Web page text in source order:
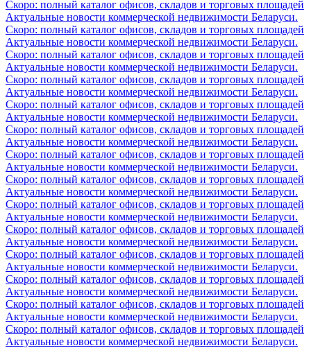
Скоро: полный каталог офисов, складов и торговых площадей
Актуальные новости коммерческой недвижимости Беларуси.
Скоро: полный каталог офисов, складов и торговых площадей
Актуальные новости коммерческой недвижимости Беларуси.
Скоро: полный каталог офисов, складов и торговых площадей
Актуальные новости коммерческой недвижимости Беларуси.
Скоро: полный каталог офисов, складов и торговых площадей
Актуальные новости коммерческой недвижимости Беларуси.
Скоро: полный каталог офисов, складов и торговых площадей
Актуальные новости коммерческой недвижимости Беларуси.
Скоро: полный каталог офисов, складов и торговых площадей
Актуальные новости коммерческой недвижимости Беларуси.
Скоро: полный каталог офисов, складов и торговых площадей
Актуальные новости коммерческой недвижимости Беларуси.
Скоро: полный каталог офисов, складов и торговых площадей
Актуальные новости коммерческой недвижимости Беларуси.
Скоро: полный каталог офисов, складов и торговых площадей
Актуальные новости коммерческой недвижимости Беларуси.
Скоро: полный каталог офисов, складов и торговых площадей
Актуальные новости коммерческой недвижимости Беларуси.
Скоро: полный каталог офисов, складов и торговых площадей
Актуальные новости коммерческой недвижимости Беларуси.
Скоро: полный каталог офисов, складов и торговых площадей
Актуальные новости коммерческой недвижимости Беларуси.
Скоро: полный каталог офисов, складов и торговых площадей
Актуальные новости коммерческой недвижимости Беларуси.
Скоро: полный каталог офисов, складов и торговых площадей
Актуальные новости коммерческой недвижимости Беларуси.